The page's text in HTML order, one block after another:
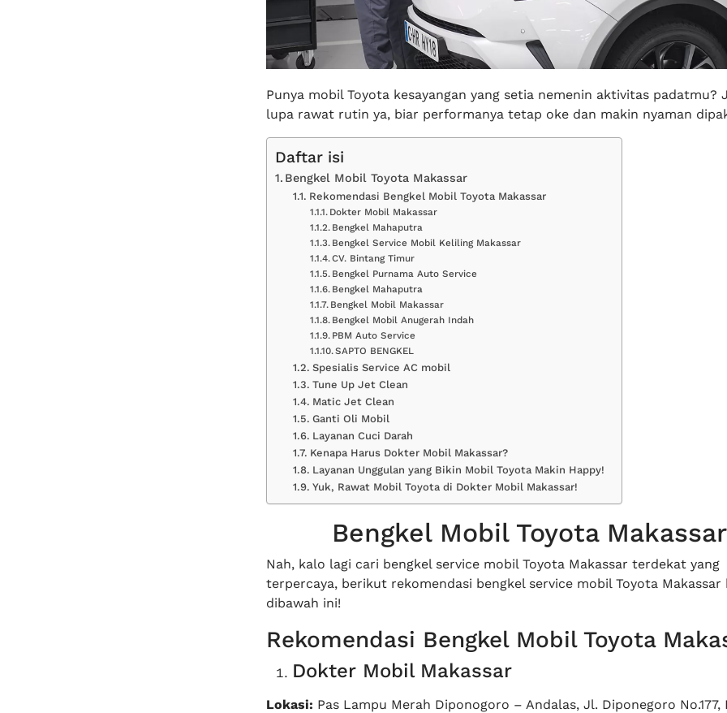
Punya mobil Toyota kesayangan yang setia nemenin aktivitas padatmu?
lupa rawat rutin ya, biar performanya tetap oke dan makin nyaman
Daftar isi
Bengkel Mobil Toyota Makassar
Rekomendasi Bengkel Mobil Toyota Makassar
Dokter Mobil Makassar
Bengkel Mahaputra
Bengkel Service Mobil Keliling Makassar
CV. Bintang Timur
Bengkel Purnama Auto Service
Bengkel Mahaputra
Bengkel Mobil Makassar
Bengkel Mobil Anugerah Indah
PBM Auto Service
SAPTO BENGKEL
Spesialis Service AC mobil
Tune Up Jet Clean
Matic Jet Clean
Ganti Oli Mobil
Layanan Cuci Darah
Kenapa Harus Dokter Mobil Makassar?
Layanan Unggulan yang Bikin Mobil Toyota Makin Happy!
Yuk, Rawat Mobil Toyota di Dokter Mobil Makassar!
Bengkel Mobil Toyota Makassar
Nah, kalo lagi cari bengkel service mobil Toyota Makassar terdekat yang
terpercaya, berikut rekomendasi bengkel service mobil Toyota Makassar
dibawah ini!
Rekomendasi Bengkel Mobil Toyota
Dokter Mobil Makassar
Lokasi: Pas Lampu Merah Diponogoro – Andalas, Jl. Diponegoro No.177,